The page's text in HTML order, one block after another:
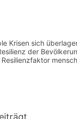
Krisen sich
der